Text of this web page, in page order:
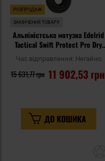
РОЗПРОДАЖ
ЗАКІНЧЕННЯ ТОВАРУ
Альпіністська мотузка Edelrid
Tactical Swift Protect Pro Dry
8,9 мм 60 м - Grey
Час відправлення: Негайно
11 902,53 грн
15 631,77 грн
ДО КОШИКА